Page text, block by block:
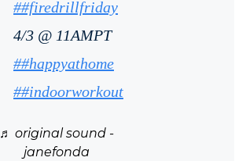
##firedrillfriday
4/3 @ 11AMPT
##happyathome
##indoorworkout
♬ original sound -
janefonda